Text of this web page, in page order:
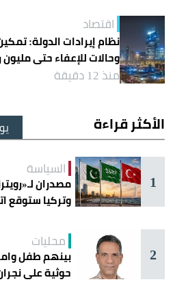
اقتصاد
وحالات للإعفاء حتى مليون
منذ 12 دقيقة
الأكثر قراءة
1
السياسة
مصدران
وتركيا ستوقع
2
محليات
حوثية على